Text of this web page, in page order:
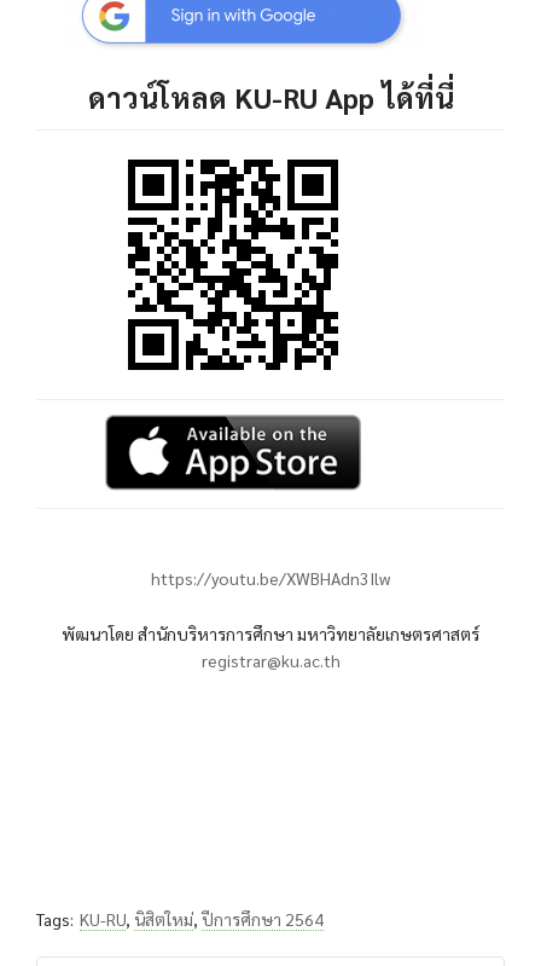
ดาวน์โหลด KU-RU App ได้ที่นี่
https://youtu.be/XWBHAdn3Ilw
พัฒนาโดย สำนักบริหารการศึกษา มหาวิทยาลัยเกษตรศาสตร์
registrar@ku.ac.th
Tags: KU-RU, นิสิตใหม่, ปีการศึกษา 2564